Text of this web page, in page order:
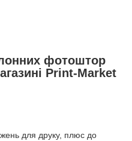
фотоштор
Print-Market
для друку, плюс до